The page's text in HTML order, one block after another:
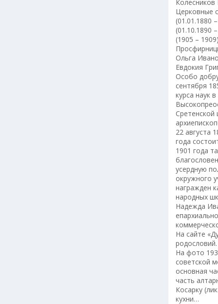
Колесников
Церковные
(01.01.1880
(01.10.1890
(1905 –
Ольга
Евдокия
Особо
сентября
курса наук
22 августа
года
1901 года
усердную
окружного
награжден
народных
Надежда
На сайте
родословий.
На фото
советской
основная
часть
Косарку
кухни…